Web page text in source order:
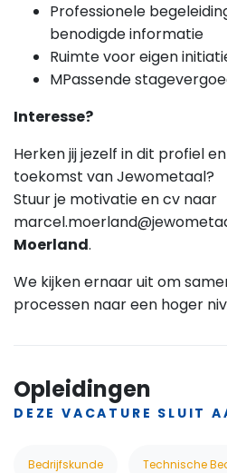
Professionele
benodigde informatie
Ruimte voor eigen
MPassende
Interesse?
Herken jij jezelf in dit profiel
toekomst van Jewometaal?
Stuur je motivatie en cv naar
Moerland.
We kijken ernaar uit om
processen naar een hoger
Opleidingen
DEZE VACATURE SLUIT
Bedrijfskunde Technische